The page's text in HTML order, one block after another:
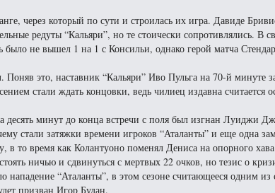
через который по сути и строилась их игра. Давиде
редуты “Кальяри”, но те стоически сопротивлялись. В
не вышел 1 на 1 с Консильи, однако герой матча
это, наставник “Кальяри” Иво Пульга на 70-й минуте
стали ждать концовки, ведь чилиец издавна считается
минут до конца встречи с поля был изгнан Луиджи
стали затяжки времени игроков “Аталанты” и еще одна
то время как Колантуоно поменял Дениса на опорного
ничью и сдвинуться с мертвых 22 очков, но тезис о
нападение “Аталанты”, в этом сезоне считающееся одним
призван Игор Будан.